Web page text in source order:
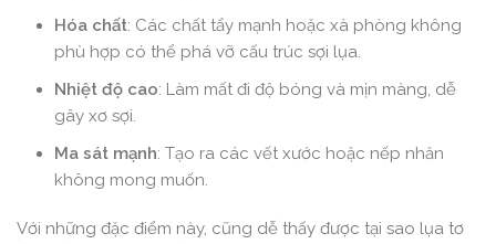
Hóa chất: Các chất tẩy mạnh hoặc xà phòng không
phù hợp có thể phá vỡ cấu trúc sợi lụa.
Nhiệt độ cao: Làm mất đi độ bóng và mịn màng, dễ
gây xơ sợi.
Ma sát mạnh: Tạo ra các vết xước hoặc nếp nhăn
không mong muốn.
Với những đặc điểm này, cũng dễ thấy được tại sao lụa tơ